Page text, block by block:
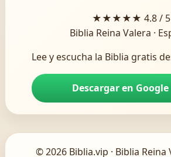
★★★★★ 4.8 / 5
Biblia Reina Valera ·
Lee y escucha la Biblia gratis
Descargar en Google
© 2026 Biblia.vip · Biblia